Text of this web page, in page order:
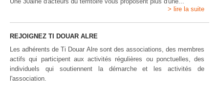
> lire la suite
REJOIGNEZ TI DOUAR ALRE
Les adhérents de Ti Douar Alre sont des associations, des membres
actifs qui participent aux activités régulières ou ponctuelles, des
individuels qui soutiennent la démarche et les activités de
l'association.